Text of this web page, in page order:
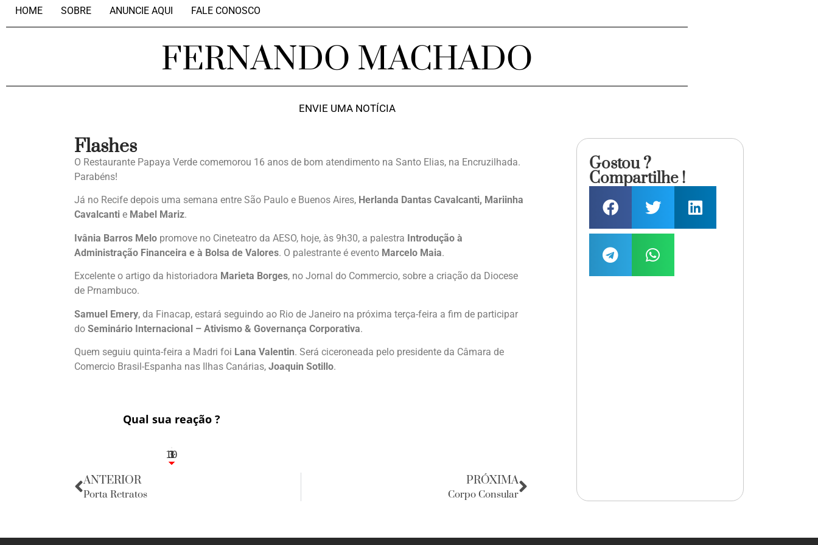
HOME SOBRE ANUNCIE AQUI FALE CONOSCO
FERNANDO MACHADO
ENVIE UMA NOTÍCIA
Flashes
O Restaurante Papaya Verde comemorou 16 anos de bom atendimento na Santo Elias, na Encruzilhada.
Parabéns!
Já no Recife depois uma semana entre São Paulo e Buenos Aires, Herlanda Dantas Cavalcanti, Mariinha
Cavalcanti e Mabel Mariz.
Ivânia Barros Melo promove no Cineteatro da AESO, hoje, às 9h30, a palestra Introdução à
Administração Financeira e à Bolsa de Valores. O palestrante é evento Marcelo Maia.
Excelente o artigo da historiadora Marieta Borges, no Jornal do Commercio, sobre a criação da Diocese
de Prnambuco.
Samuel Emery, da Finacap, estará seguindo ao Rio de Janeiro na próxima terça-feira a fim de participar
do Seminário Internacional – Ativismo & Governança Corporativa.
Quem seguiu quinta-feira a Madri foi Lana Valentin. Será ciceroneada pelo presidente da Câmara de
Comercio Brasil-Espanha nas Ilhas Canárias, Joaquin Sotillo.
Qual sua reação ?
3
1
1
3
10
ANTERIOR
Porta Retratos
PRÓXIMA
Corpo Consular
Gostou ?
Compartilhe !